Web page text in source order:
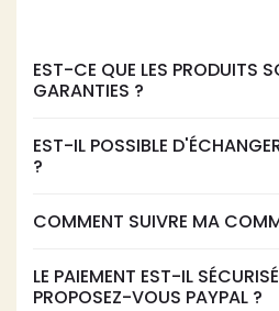
EST-CE QUE LES PRODUITS
GARANTIES ?
EST-IL POSSIBLE
?
COMMENT SUIVRE MA
LE PAIEMENT EST-IL
PROPOSEZ-VOUS PAYPAL ?